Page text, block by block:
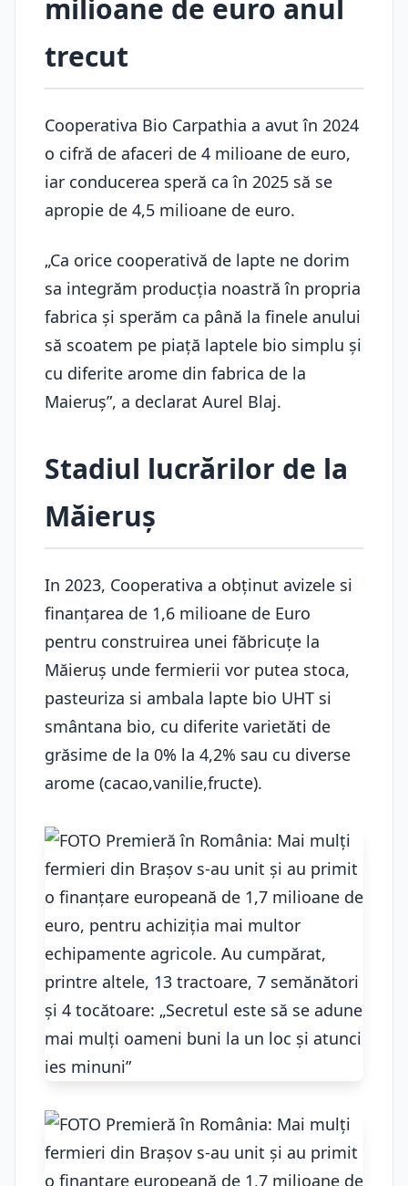
milioane de euro anul
trecut
Cooperativa Bio Carpathia a avut în 2024
o cifră de afaceri de 4 milioane de euro,
iar conducerea speră ca în 2025 să se
apropie de 4,5 milioane de euro.
„Ca orice cooperativă de lapte ne dorim
sa integrăm producția noastră în propria
fabrica și sperăm ca până la finele anului
să scoatem pe piață laptele bio simplu și
cu diferite arome din fabrica de la
Maieruș”, a declarat Aurel Blaj.
Stadiul lucrărilor de la
Măieruș
In 2023, Cooperativa a obținut avizele si
finanțarea de 1,6 milioane de Euro
pentru construirea unei făbricuțe la
Măieruș unde fermierii vor putea stoca,
pasteuriza si ambala lapte bio UHT si
smântana bio, cu diferite varietăti de
grăsime de la 0% la 4,2% sau cu diverse
arome (cacao,vanilie,fructe).